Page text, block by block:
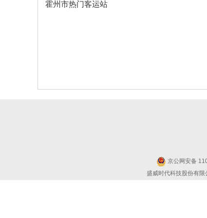
霍州市热门客运站
京公网安备
盛威时代科技股份有